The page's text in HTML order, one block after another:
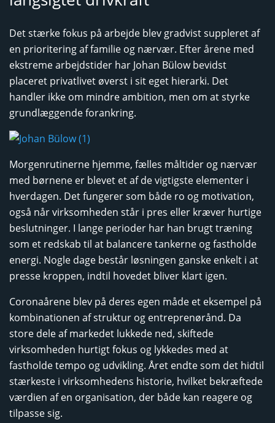
Det stærke fokus på arbejde blev gradvist suppleret af
en prioritering af familie og nærvær. Efter årene med
ekstreme arbejdstider har Johan Bülow bevidst
placeret privatlivet øverst i sit eget hierarki. Det
handler ikke om mindre ambition, men om at styrke
grundlæggende forankring.
Morgenrutinerne hjemme, fælles måltider og nærvær
med børnene er blevet et af de vigtigste elementer i
hverdagen. Det fungerer som både ro og motivation,
også når virksomheden står i pres eller kræver hurtige
beslutninger. I lange perioder har han brugt træning
som et redskab til at balancere tankerne og fastholde
energi. Nogle dage består løsningen ganske enkelt i at
presse kroppen, indtil hovedet bliver klart igen.
Coronaårene blev på deres egen måde et eksempel på
kombinationen af struktur og entreprenørånd. Da
store dele af markedet lukkede ned, skiftede
virksomheden hurtigt fokus og lykkedes med at
fastholde tempo og udvikling. Året endte som det hidtil
stærkeste i virksomhedens historie, hvilket bekræftede
værdien af en organisation, der både kan reagere og
tilpasse sig.